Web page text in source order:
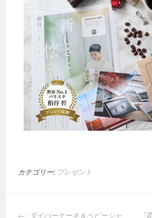
カテゴリー: プレゼント
ダイパーケーキ＆ベビーシャ 『